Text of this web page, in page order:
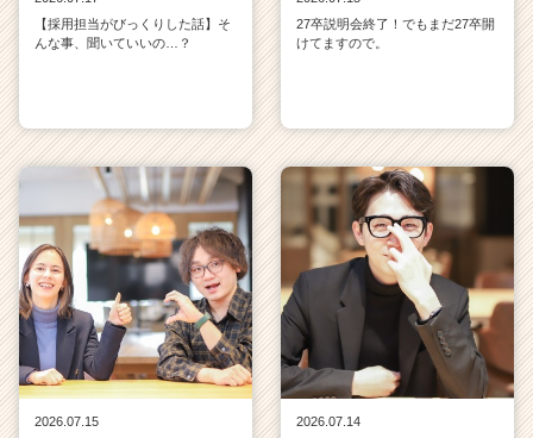
【採用担当がびっくりした話】そ
んな事、聞いていいの…？
27卒説明会終了！でもまだ27卒開
けてますので。
2026.07.15
2026.07.14